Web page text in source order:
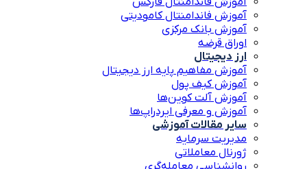
آموزش فاندامنتال کامودیتی
آموزش بانک مرکزی
اوراق قرضه
ارز دیجیتال
آموزش مفاهیم پایه ارز دیجیتال
آموزش کیف پول
آموزش آلت کوین‌ها
آموزش و معرفی ایردراپ‌ها
سایر مقالات آموزشی
مدیریت سرمایه
ژورنال معاملاتی
روانشناسی معامله‌گری